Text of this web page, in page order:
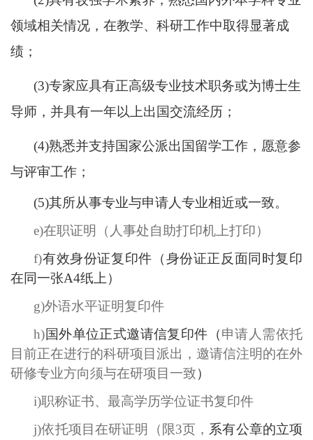
领域相关情况，在教学、科研工作中取得显著成
绩；
(3)专家应具有正高级专业技术职务或为博士生
导师，并具有一年以上出国交流经历；
(4)熟悉并支持国家公派出国留学工作，愿意参
与评审工作；
(5)其所从事专业与申请人专业相近或一致。
e)在职证明（人事处自助打印机上打印）
f)有效身份证复印件（身份证正反面同时复印
在同一张A4纸上）
g)外语水平证明复印件
h)国外单位正式邀请信复印件（申请人需依托
目前正在进行的科研项目派出，邀请信注明的在外
研修专业方向须与在研项目一致）
i)职称证书、最高学历学位证书复印件
j)依托项目在研证明（限3页， 系有公章的立项